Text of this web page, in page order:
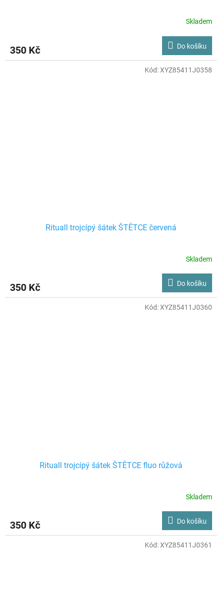
Skladem
350 Kč Do košíku
Rituall trojcípý šátek ŠTĚTCE červená
Skladem
350 Kč Do košíku
Kód:XYZ85411J0358
Rituall trojcípý šátek ŠTĚTCE fluo růžová
Skladem
350 Kč Do košíku
Kód:XYZ85411J0360
Kód:XYZ85411J0361